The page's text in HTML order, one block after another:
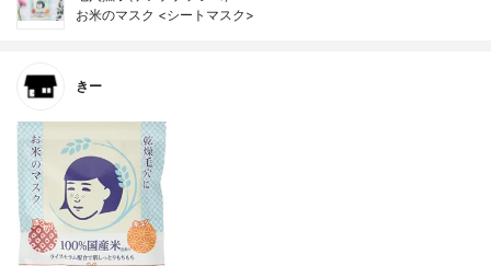
お米のマスク <シートマスク>
きー